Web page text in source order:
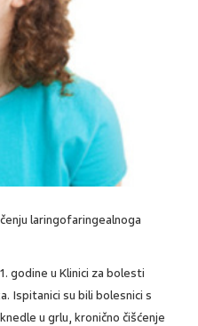
laringofaringealnoga
godine u Klinici za bolesti
Ispitanici su bili bolesnici s
u grlu, kronično čišćenje